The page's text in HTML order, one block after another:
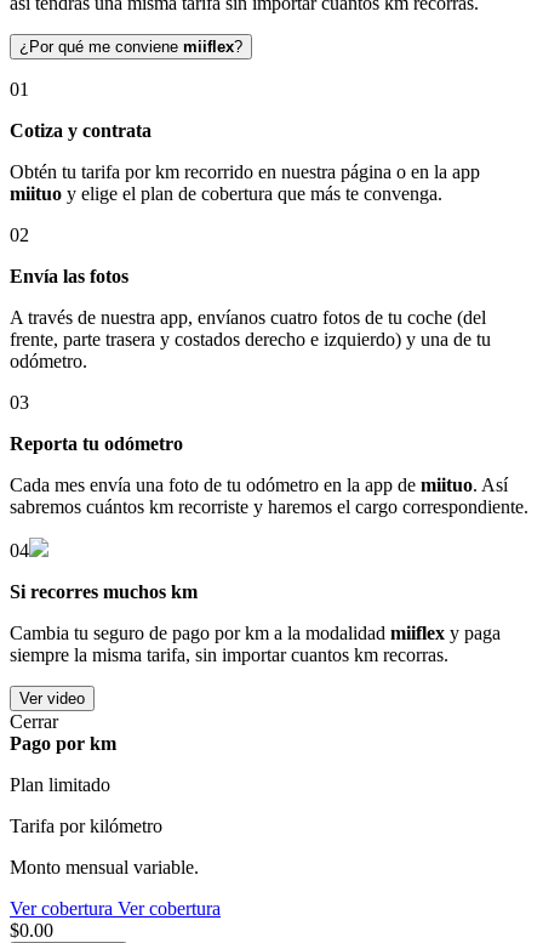
¿Por qué me conviene miiflex?
01
Cotiza y contrata
Obtén tu tarifa por km recorrido en nuestra página o en la app
miituo y elige el plan de cobertura que más te convenga.
02
Envía las fotos
A través de nuestra app, envíanos cuatro fotos de tu coche (del
frente, parte trasera y costados derecho e izquierdo) y una de tu
odómetro.
03
Reporta tu odómetro
Cada mes envía una foto de tu odómetro en la app de miituo. Así
sabremos cuántos km recorriste y haremos el cargo correspondiente.
04
Si recorres muchos km
Cambia tu seguro de pago por km a la modalidad miiflex y paga
siempre la misma tarifa, sin importar cuantos km recorras.
Ver video
Cerrar
Pago por km
Plan limitado
Tarifa por kilómetro
Monto mensual variable.
Ver cobertura Ver cobertura
$0.00